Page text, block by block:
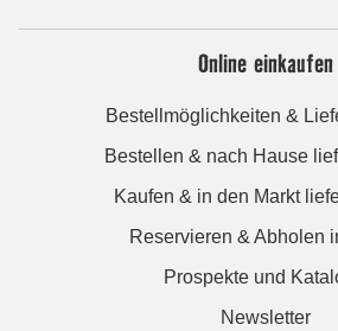
Online einkaufen
Bestellmöglichkeiten &
Bestellen & nach Hause
Kaufen & in den Markt
Reservieren & Abholen
Prospekte und
Newsletter